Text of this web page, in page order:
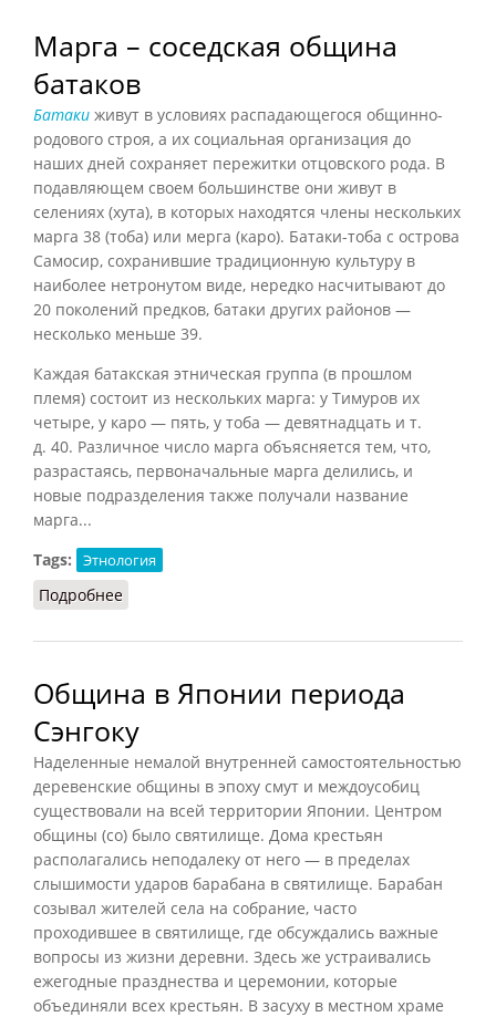
Марга – соседская община
батаков
Батаки живут в условиях распадающегося общинно-
родового строя, а их социальная организация до
наших дней сохраняет пережитки отцовского рода. В
подавляющем своем большинстве они живут в
селениях (хута), в которых находятся члены нескольких
марга 38 (тоба) или мерга (каро). Батаки-тоба с острова
Самосир, сохранившие традиционную культуру в
наиболее нетронутом виде, нередко насчитывают до
20 поколений предков, батаки других районов —
несколько меньше 39.
Каждая батакская этническая группа (в прошлом
племя) состоит из нескольких марга: у Тимуров их
четыре, у каро — пять, у тоба — девятнадцать и т.
д. 40. Различное число марга объясняется тем, что,
разрастаясь, первоначальные марга делились, и
новые подразделения также получали название
марга...
Tags:
Этнология
Подробнее
Община в Японии периода
Сэнгоку
Наделенные немалой внутренней самостоятельностью
деревенские общины в эпоху смут и междоусобиц
существовали на всей территории Японии. Центром
общины (со) было святилище. Дома крестьян
располагались неподалеку от него — в пределах
слышимости ударов барабана в святилище. Барабан
созывал жителей села на собрание, часто
проходившее в святилище, где обсуждались важные
вопросы из жизни деревни. Здесь же устраивались
ежегодные празднества и церемонии, которые
объединяли всех крестьян. В засуху в местном храме